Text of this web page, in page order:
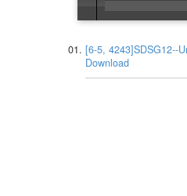
[6-5, 4243]SDSG12--
Download